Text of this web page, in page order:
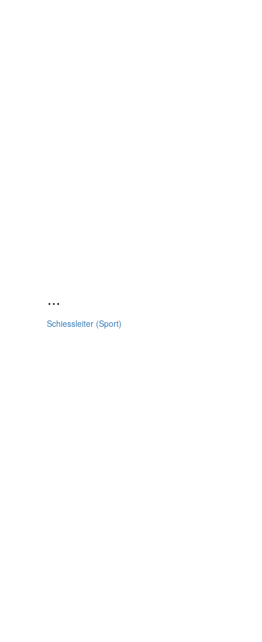
Schiessleiter (Sport)